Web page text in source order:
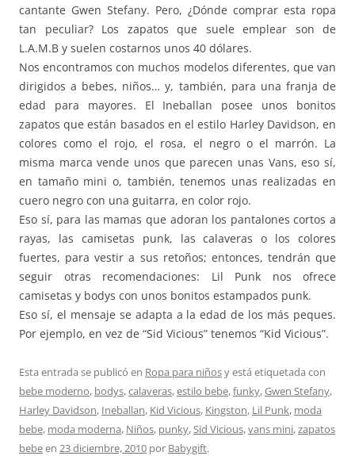
cantante Gwen Stefany. Pero, ¿Dónde comprar esta ropa
tan peculiar? Los zapatos que suele emplear son de
L.A.M.B y suelen costarnos unos 40 dólares.
Nos encontramos con muchos modelos diferentes, que van
dirigidos a bebes, niños… y, también, para una franja de
edad para mayores. El Ineballan posee unos bonitos
zapatos que están basados en el estilo Harley Davidson, en
colores como el rojo, el rosa, el negro o el marrón. La
misma marca vende unos que parecen unas Vans, eso sí,
en tamaño mini o, también, tenemos unas realizadas en
cuero negro con una guitarra, en color rojo.
Eso sí, para las mamas que adoran los pantalones cortos a
rayas, las camisetas punk, las calaveras o los colores
fuertes, para vestir a sus retoños; entonces, tendrán que
seguir otras recomendaciones: Lil Punk nos ofrece
camisetas y bodys con unos bonitos estampados punk.
Eso sí, el mensaje se adapta a la edad de los más peques.
Por ejemplo, en vez de “Sid Vicious” tenemos “Kid Vicious”.
Esta entrada se publicó en Ropa para niñosy está etiquetada con
bebe moderno, bodys,calaveras,estilo bebe,funky,Gwen Stefany,
Harley Davidson, Ineballan, Kid Vicious, Kingston, Lil Punk, moda
bebe, moda moderna, Niños, punky,Sid Vicious,vans mini,zapatos
bebeen 23 diciembre, 2010 por Babygift.